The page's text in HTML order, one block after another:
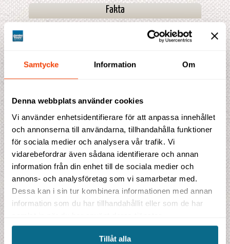
Samtycke Information Om
Denna webbplats använder cookies
Vi använder enhetsidentifierare för att anpassa innehållet
och annonserna till användarna, tillhandahålla funktioner
för sociala medier och analysera vår trafik. Vi
vidarebefordrar även sådana identifierare och annan
information från din enhet till de sociala medier och
annons- och analysföretag som vi samarbetar med.
Dessa kan i sin tur kombinera informationen med annan
information som du har tillhandahållit eller som de har
Tillåt alla
Fakta
Prisförslag
34 890 SEK
inklusive flygskatter och bränsletillägg
Detta ingår i priset
4 safarilodgenätter Boende i Luxury Safari eller River room
4 frukostar, 4 middagar
Aktiviteter enligt program med engelsktalande guide.